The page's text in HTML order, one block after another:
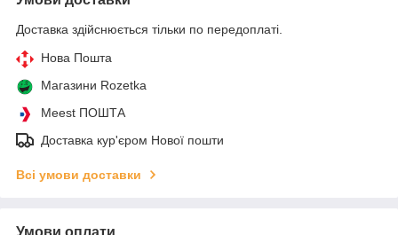
Доставка здійснюється тільки по передоплаті.
Нова Пошта
Магазини Rozetka
Meest ПОШТА
Доставка кур'єром Нової пошти
Всі умови доставки
Умови оплати